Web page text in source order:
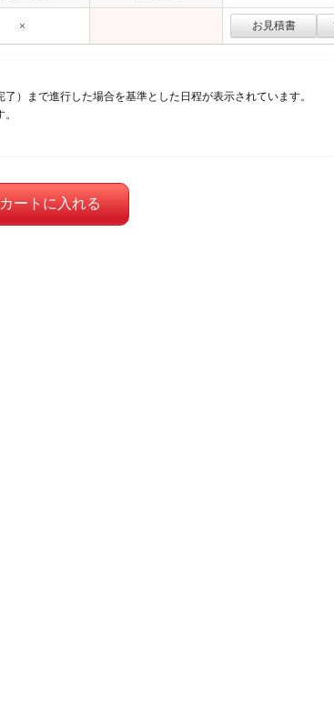
×
）まで進行した場合を基準とした日程が表示されています。